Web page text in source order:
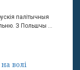
палітычныя
З Польшчы ...
волі